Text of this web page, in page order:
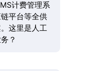
计费管理系
平台等全供
这里是人工
？